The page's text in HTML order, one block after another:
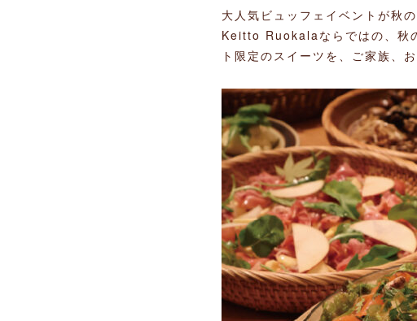
大人気ビュッフェイベントが秋
Keitto Ruokalaならではの、秋
ト限定のスイーツを、ご家族、